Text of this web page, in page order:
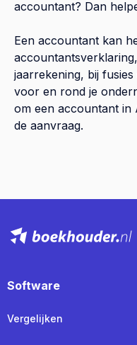
accountant? Dan
Een accountant kan
jaarrekening, bij
voor en rond je
om een accountant in
de aanvraag.
Software
Vergelijken